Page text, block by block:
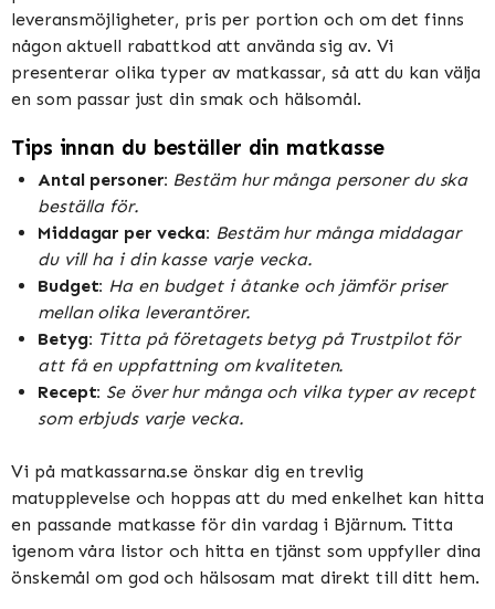
leveransmöjligheter, pris per portion och om det finns
någon aktuell rabattkod att använda sig av. Vi
presenterar olika typer av matkassar, så att du kan välja
en som passar just din smak och hälsomål.
Tips innan du beställer din matkasse
Antal personer: Bestäm hur många personer du ska
beställa för.
Middagar per vecka: Bestäm hur många middagar
du vill ha i din kasse varje vecka.
Budget: Ha en budget i åtanke och jämför priser
mellan olika leverantörer.
Betyg: Titta på företagets betyg på Trustpilot för
att få en uppfattning om kvaliteten.
Recept: Se över hur många och vilka typer av recept
som erbjuds varje vecka.
Vi på matkassarna.se önskar dig en trevlig
matupplevelse och hoppas att du med enkelhet kan hitta
en passande matkasse för din vardag i Bjärnum. Titta
igenom våra listor och hitta en tjänst som uppfyller dina
önskemål om god och hälsosam mat direkt till ditt hem.